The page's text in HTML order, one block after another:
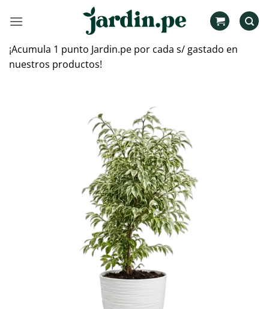
¡Acumula 1 punto Jardin.pe por cada s/ gastado en
nuestros productos!